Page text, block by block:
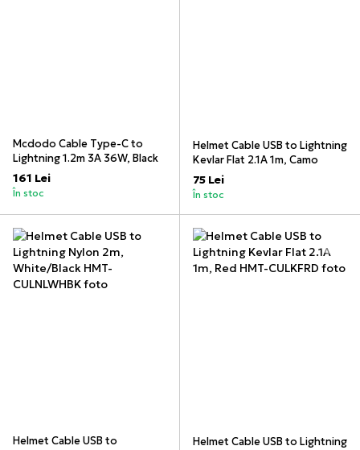
Mcdodo Cable Type-C to
Lightning 1.2m 3A 36W, Black
161 Lei
În stoc
Helmet Cable USB to Lightning
Kevlar Flat 2.1A 1m, Camo
75 Lei
În stoc
Helmet Cable USB to
Helmet Cable USB to Lightning